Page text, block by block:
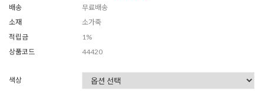
배송
무료배송
소재
소가죽
적립금
1%
상품코드
44420
색상